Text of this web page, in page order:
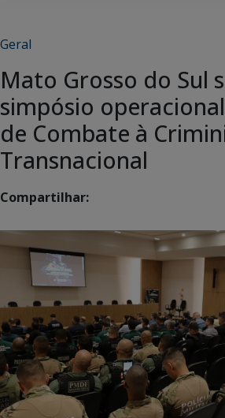
Geral
Mato Grosso do Sul
simpósio
de Combate à
Transnacional
Compartilhar: